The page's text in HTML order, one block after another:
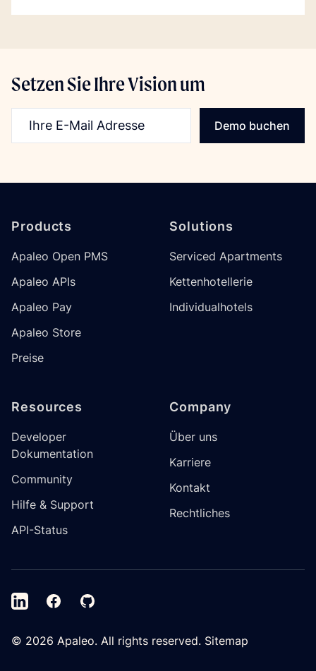
Setzen Sie Ihre Vision um
Demo buchen
Products
Apaleo Open PMS
Apaleo APIs
Apaleo Pay
Apaleo Store
Preise
Solutions
Serviced Apartments
Kettenhotellerie
Individualhotels
Resources
Developer
Dokumentation
Community
Hilfe & Support
API-Status
Company
Über uns
Karriere
Kontakt
Rechtliches
LinkedInFacebookGitHub
© 2026 Apaleo. All rights reserved. Sitemap